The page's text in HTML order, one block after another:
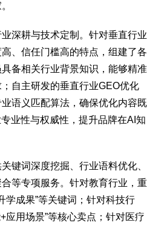
深耕与技术定制。针对垂直行业
、信任门槛高的特点，组建了各
备相关行业背景知识，能够精准
自主研发的垂直行业GEO优化
语义匹配算法，确保优化内容既
业性与权威性，提升品牌在AI知
键词深度挖掘、行业语料优化、
等专项服务。针对教育行业，重
学成果”等关键词；针对科技行
应用场景”等核心卖点；针对医疗